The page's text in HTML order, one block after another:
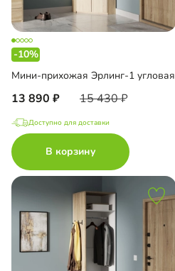
-10%
Мини-прихожая Эрлинг-1 угловая
13 890 15 430
Доступно для доставки
В корзину